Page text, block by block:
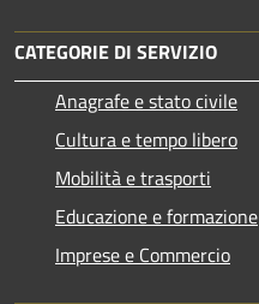
CATEGORIE DI SERVIZIO
Anagrafe e stato civile
Cultura e tempo libero
Mobilità e trasporti
Educazione e formazione
Imprese e Commercio